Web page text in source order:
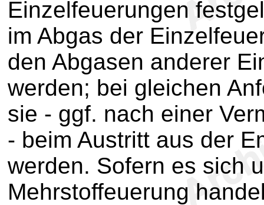
Einzelfeuerungen
im Abgas der
den Abgasen anderer
werden; bei gleichen
sie - ggf. nach einer
- beim Austritt aus der
werden. Sofern es sich
Mehrstoffeuerung